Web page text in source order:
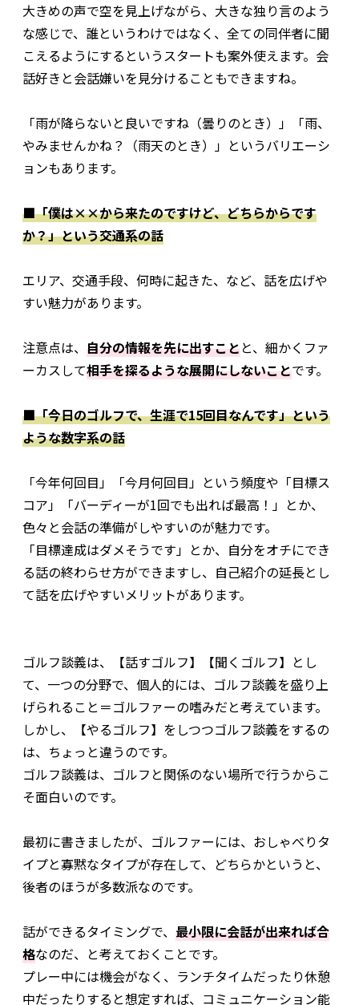
大きめの声で空を見上げながら、大きな独り言のよう
な感じで、誰というわけではなく、全ての同伴者に聞
こえるようにするというスタートも案外使えます。会
話好きと会話嫌いを見分けることもできますね。
「雨が降らないと良いですね（曇りのとき）」「雨、
やみませんかね？（雨天のとき）」というバリエーシ
ョンもあります。
■「僕は××から来たのですけど、どちらからです
か？」という交通系の話
エリア、交通手段、何時に起きた、など、話を広げや
すい魅力があります。
注意点は、 自分の情報を先に出すことと、細かくファ
ーカスして相手を探るような展開にしないことです。
■「今日のゴルフで、生涯で15回目なんです」という
ような数字系の話
「今年何回目」「今月何回目」という頻度や「目標ス
コア」「バーディーが1回でも出れば最高！」とか、
色々と会話の準備がしやすいのが魅力です。
「目標達成はダメそうです」とか、自分をオチにでき
る話の終わらせ方ができますし、自己紹介の延長とし
て話を広げやすいメリットがあります。
ゴルフ談義は、【話すゴルフ】【聞くゴルフ】とし
て、一つの分野で、個人的には、ゴルフ談義を盛り上
げられること＝ゴルファーの嗜みだと考えています。
しかし、【やるゴルフ】をしつつゴルフ談義をするの
は、ちょっと違うのです。
ゴルフ談義は、ゴルフと関係のない場所で行うからこ
そ面白いのです。
最初に書きましたが、ゴルファーには、おしゃべりタ
イプと寡黙なタイプが存在して、どちらかというと、
後者のほうが多数派なのです。
話ができるタイミングで、 最小限に会話が出来れば合
格なのだ、と考えておくことです。
プレー中には機会がなく、ランチタイムだったり休憩
中だったりすると想定すれば、コミュニケーション能